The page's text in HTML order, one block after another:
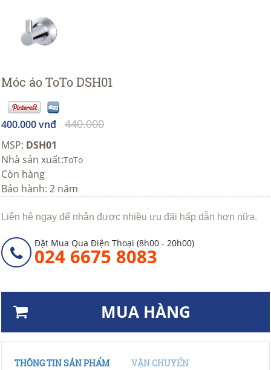
Móc áo ToTo DSH01
400.000 vnđ 440.000
MSP: DSH01
Nhà sản xuất:ToTo
Còn hàng
Bảo hành: 2 năm
Liên hệ ngay để nhận được nhiều ưu đãi hấp dẫn hơn nữa.
Đặt Mua Qua Điện Thoại (8h00 - 20h00)
024 6675 8083
MUA HÀNG
THÔNG TIN SẢN PHẨM
VẬN CHUYỂN